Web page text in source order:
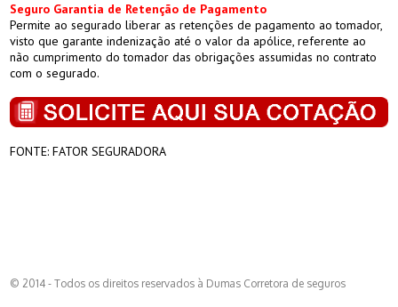
Seguro Garantia de Retenção de Pagamento
Permite ao segurado liberar as retenções de pagamento ao tomador,
visto que garante indenização até o valor da apólice, referente ao
não cumprimento do tomador das obrigações assumidas no contrato
com o segurado.
FONTE: FATOR SEGURADORA
© 2014 - Todos os direitos reservados à Dumas Corretora de seguros